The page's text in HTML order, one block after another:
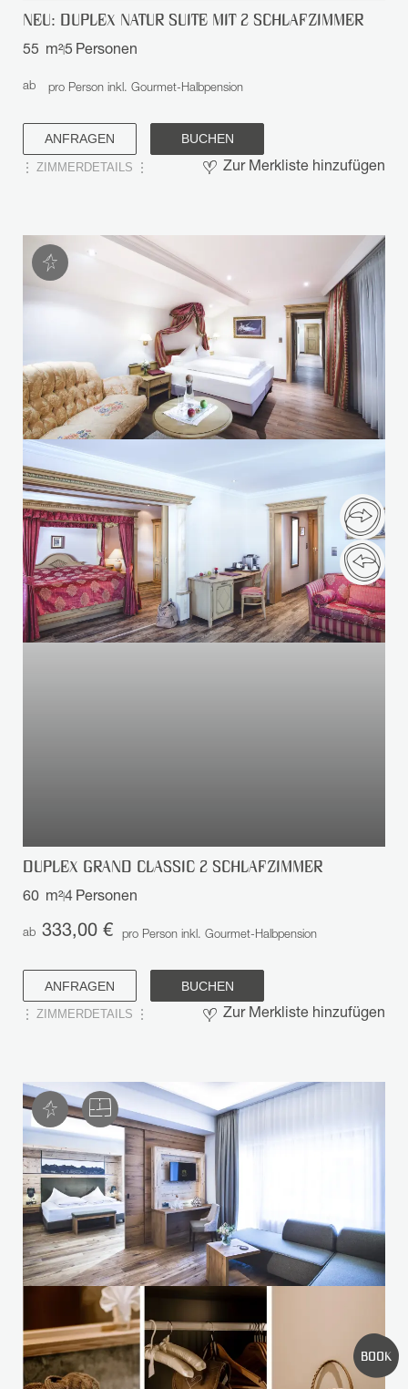
BOOK
HÄUFIGE SUCHANFRAGEN
WELLNESS ZIMMER
ANGEBOTE
BILDERGALERIE
NEU: DUPLEX NATUR SUITE MIT 2 SCHLAFZIMMER
55 m²5 Personen
ab pro Person inkl. Gourmet-Halbpension
ANFRAGEN BUCHEN
ZIMMERDETAILS Zur Merkliste hinzufügen
DUPLEX GRAND CLASSIC 2 SCHLAFZIMMER
60 m²4 Personen
ab 333,00 € pro Person inkl. Gourmet-Halbpension
ANFRAGEN BUCHEN
ZIMMERDETAILS Zur Merkliste hinzufügen